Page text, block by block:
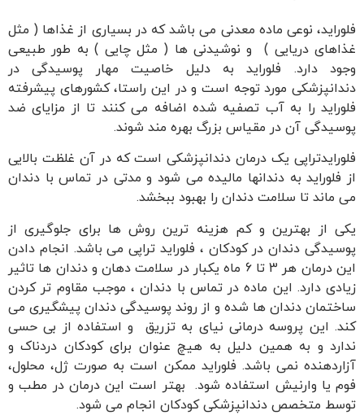
فلوراید، نوعی ماده معدنی می باشد که در بسیاری از غذاها ( مثل
غذاهای دریایی ) و نوشیدنی ها ( مثل چایی ) به طور طبیعی
وجود دارد. فلوراید به دلیل خاصیت مهار پوسیدگی در
دندانپزشکی مورد توجه است و در این راستا، کشورهای پیشرفته
فلوراید را به آب تصفیه شده اضافه می کنند تا از مزایای ضد
پوسیدگی آن در مقیاس بزرگ بهره مند شوند.
فلورایدتراپی یک درمان دندانپزشکی است که در آن غلظت بالایی
از فلوراید به دندانها مالیده می شود و مدتی در تماس با دندان
می ماند تا سلامت دندان را بهبود ببخشد.
یکی از بهترین و کم هزینه ترین روش ها برای جلوگیری از
پوسیدگی دندان در کودکان ، فلوراید تراپی می باشد. انجام دادن
این درمان هر 3 تا 6 ماه یکبار در سلامت دهان و دندان ها تاثیر
زیادی دارد. این ماده در تماس با دندان ، موجب مقاوم تر کردن
ساختمان دندان ها شده و از روند پوسیدگی دندان پیشگیری می
کند. این پروسه درمانی نیای به تزریق و استفاده از بی حسی
ندارد و به همین دلیل به هیچ عنوان برای کودکان دردناک و
آزاردهنده نمی باشد. فلوراید ممکن است به صورت ژل، محلول،
فوم یا وارنیش استفاده شود. بهتر است این درمان در مطب و
توسط متخصص دندانپزشکی کودکان انجام می شود.